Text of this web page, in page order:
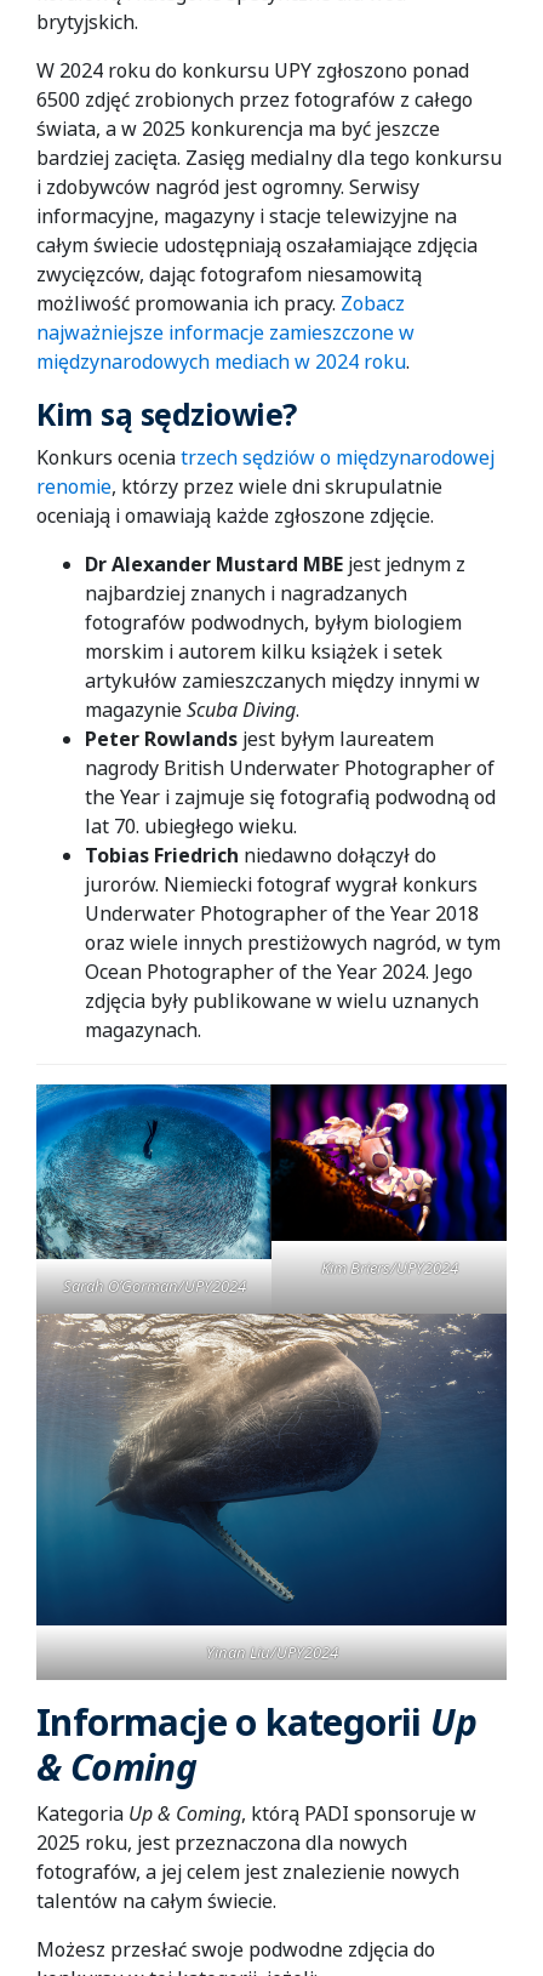
brytyjskich.
W 2024 roku do konkursu UPY zgłoszono ponad
6500 zdjęć zrobionych przez fotografów z całego
świata, a w 2025 konkurencja ma być jeszcze
bardziej zacięta. Zasięg medialny dla tego konkursu
i zdobywców nagród jest ogromny. Serwisy
informacyjne, magazyny i stacje telewizyjne na
całym świecie udostępniają oszałamiające zdjęcia
zwycięzców, dając fotografom niesamowitą
możliwość promowania ich pracy. Zobacz
najważniejsze informacje zamieszczone w
międzynarodowych mediach w 2024 roku.
Kim są sędziowie?
Konkurs oceniatrzech sędziów o międzynarodowej
renomie, którzy przez wiele dni skrupulatnie
oceniają i omawiają każde zgłoszone zdjęcie.
Dr Alexander Mustard MBE jest jednym z
najbardziej znanych i nagradzanych
fotografów podwodnych, byłym biologiem
morskim i autorem kilku książek i setek
artykułów zamieszczanych między innymi w
magazynieScuba Diving.
Peter Rowlands jest byłym laureatem
nagrody British Underwater Photographer of
the Year i zajmuje się fotografią podwodną od
lat 70. ubiegłego wieku.
Tobias Friedrich niedawno dołączył do
jurorów. Niemiecki fotograf wygrał konkurs
Underwater Photographer of the Year 2018
oraz wiele innych prestiżowych nagród, w tym
Ocean Photographer of the Year 2024. Jego
zdjęcia były publikowane w wielu uznanych
magazynach.
Sarah O’Gorman/UPY2024
Kim Briers/UPY2024
Yinan Liu/UPY2024
Informacje o kategorii Up
& Coming
Kategoria Up & Coming, którą PADI sponsoruje w
2025 roku, jest przeznaczona dla nowych
fotografów, a jej celem jest znalezienie nowych
talentów na całym świecie.
Możesz przesłać swoje podwodne zdjęcia do